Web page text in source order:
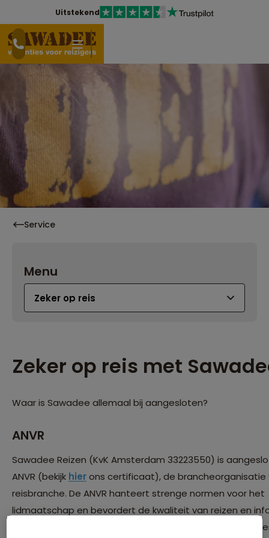
Uitstekend
Service
Menu
Zeker op reis met
Waar is Sawadee allemaal bij aangesloten?
ANVR
Sawadee Reizen (KvK Amsterdam 33223550) is
ANVR (bekijk hierons certificaat), de brancheorganisatie
reisbranche. De ANVR hanteert strenge normen voor het
lidmaatschap en bevordert de kwaliteit van reizen en
daarover. De reizen op deze website worden